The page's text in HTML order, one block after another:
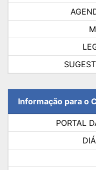
Informação para o
PORTAL